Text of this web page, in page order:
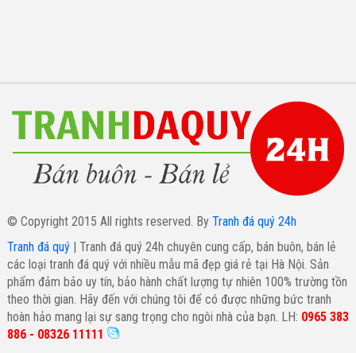
© Copyright 2015 All rights reserved. By Tranh đá quý 24h
Tranh đá quý | Tranh đá quý 24h chuyên cung cấp, bán buôn, bán lẻ
các loại tranh đá quý với nhiều mẫu mã đẹp giá rẻ tại Hà Nội. Sản
phẩm đảm bảo uy tín, bảo hành chất lượng tự nhiên 100% trường tồn
theo thời gian. Hãy đến với chúng tôi để có được những bức tranh
hoàn hảo mang lại sự sang trọng cho ngôi nhà của bạn. LH: 0965 383
886 - 08326 11111